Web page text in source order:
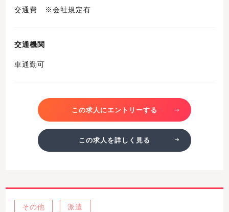
交通費 ※会社規定有
交通機関
車通勤可
この求人にエントリーする
この求人を詳しく見る
その他 派遣